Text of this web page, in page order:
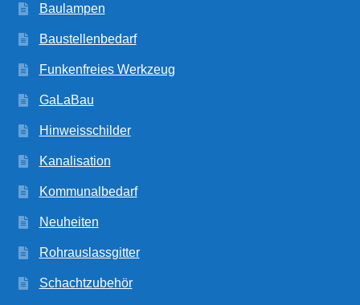
Baulampen
Baustellenbedarf
Funkenfreies Werkzeug
GaLaBau
Hinweisschilder
Kanalisation
Kommunalbedarf
Neuheiten
Rohrauslassgitter
Schachtzubehör